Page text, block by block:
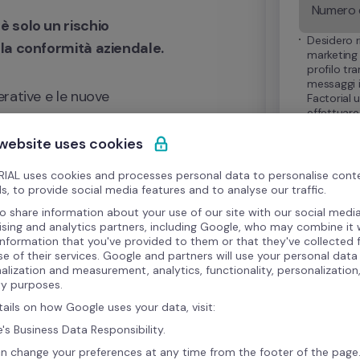
solo un rischio
conformità aziendale.
e le nuove
non
dai team –
e gravi vulnerabilità
del rischio,
e nuove responsabilità
Desidero
profilo
messaggi
Factorial
effettuare
Inviando
di Factorial
tua richiesta
maggiori
GDPR,
uses cookies
uses cookies and processes personal data to personalise
to provide social media features and to analyse our traffic.
share information about your use of our site with our social
and analytics partners, including Google, who may combine it
that you've provided to them or that they've collected
of their services. Google and partners will use your personal
and measurement, analytics, functionality,
purposes.
on how Google uses your data, visit:
Business Data Responsibility.
change your preferences at any time from the footer of the page.